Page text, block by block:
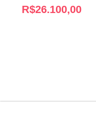
R$26.100,00